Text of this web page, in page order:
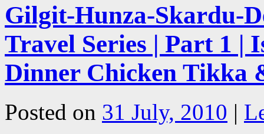
Gilgit-Hunza-Skardu-
Travel Series | Part 1 |
Dinner Chicken Tikka
Posted on 31 July, 2010 |